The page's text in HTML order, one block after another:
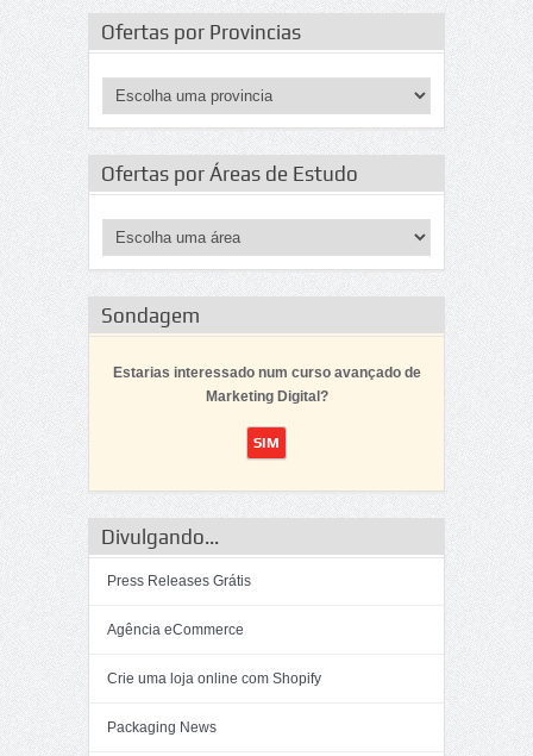
Ofertas por Provincias
Ofertas por Áreas de Estudo
Sondagem
Estarias interessado num curso avançado de
Marketing Digital?
Divulgando...
Press Releases Grátis
Agência eCommerce
Crie uma loja online com Shopify
Packaging News